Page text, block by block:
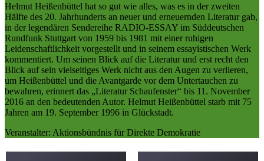
Helmut Heißenbüttel hat so gut wie alles, was es in der zweiten
Hälfte des 20. Jahrhunderts an neuer und erneuernden Literatur gab,
in der legendären Sendereihe RADIO-ESSAY im Süddeutschen
Rundfunk Stuttgart von 1959 bis 1981 mit einer ruhigen
Leidenschaftlichkeit vorgestellt und in seinem essayistischen Werk
kommentiert. Um seinen Blick auf die Literatur und erst recht den
Blick auf sein vielseitiges Werk nicht aus den Augen zu verlieren,
um Heißenbüttel und die Avantgarde vor dem Untertauchen zu
bewahren, erinnert das „Literatur Schaufenster“ bis 11. November
2016 an den bedeutenden Autor. Helmut Heißenbüttel starb mit 75
Jahren am 19. September 1996 in Glückstadt.
Veranstalter: Aktionsbündnis für Direkte Demokratie